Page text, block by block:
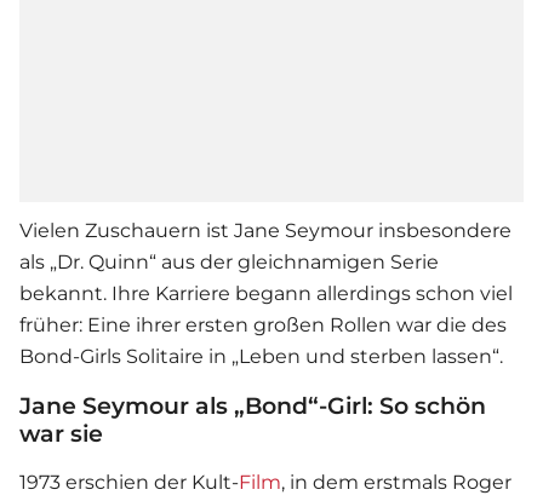
Vielen Zuschauern ist Jane Seymour insbesondere
als „Dr. Quinn“ aus der gleichnamigen Serie
bekannt. Ihre Karriere begann allerdings schon viel
früher: Eine ihrer ersten großen Rollen war die des
Bond-Girls Solitaire in „Leben und sterben lassen“.
Jane Seymour als „Bond“-Girl: So schön
war sie
1973 erschien der Kult-Film, in dem erstmals Roger